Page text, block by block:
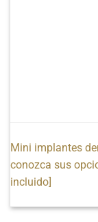
Mini implantes
conozca sus
incluido]